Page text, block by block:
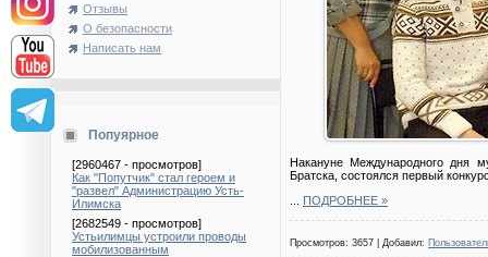
Отзывы
О безопасности
Написать нам
Попуярное
[2960467 - просмотров]
Как "Попутчик" стал героем и
"развел" Администрацию Усть-
Илимска
[2682549 - просмотров]
Устьилимцы устроили проводы
мобилизованным
Накануне Международного дня
Братска, состоялся первый
ПОДРОБНЕЕ »
Просмотров: 3657 | Добавил: